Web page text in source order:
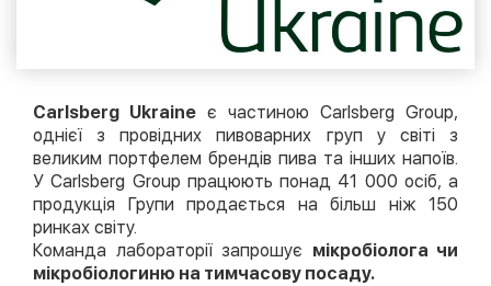
Carlsberg Ukraine є частиною Carlsberg Group,
однієї з провідних пивоварних груп у світі з
великим портфелем брендів пива та інших напоїв.
У Carlsberg Group працюють понад 41 000 осіб, а
продукція Групи продається на більш ніж 150
ринках світу.
Команда лабораторії запрошує мікробіолога чи
мікробіологиню на тимчасову посаду.